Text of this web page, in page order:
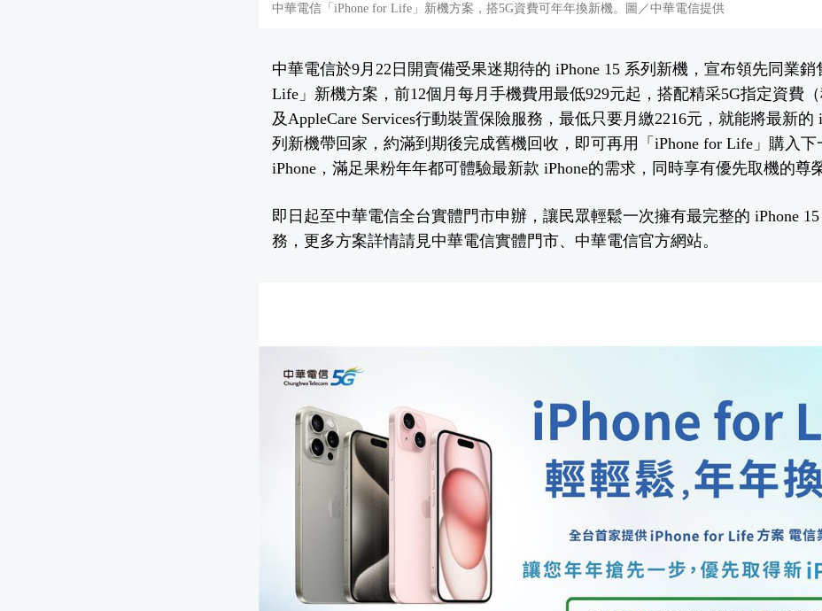
中華電信「iPhone for Life」新機方案，搭5G資費可年年換新機。圖／中華電信提供
中華電信於9月22日開賣備受果迷期待的 iPhone 15 系列新機，宣布領先同業銷
Life」新機方案，前12個月每月手機費用最低929元起，搭配精采5G指定資費（
及AppleCare Services行動裝置保險服務，最低只要月繳2216元，就能將最新的
列新機帶回家，約滿到期後完成舊機回收，即可再用「iPhone for Life」購入下
iPhone，滿足果粉年年都可體驗最新款 iPhone的需求，同時享有優先取機的尊
即日起至中華電信全台實體門市申辦，讓民眾輕鬆一次擁有最完整的 iPhone
務，更多方案詳情請見中華電信實體門市、 中華電信官方網站。